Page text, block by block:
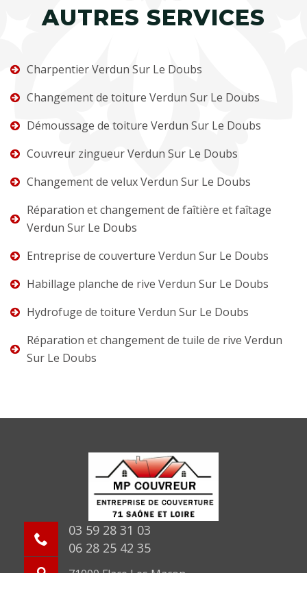
AUTRES SERVICES
Charpentier Verdun Sur Le Doubs
Changement de toiture Verdun Sur Le Doubs
Démoussage de toiture Verdun Sur Le Doubs
Couvreur zingueur Verdun Sur Le Doubs
Changement de velux Verdun Sur Le Doubs
Réparation et changement de faîtière et faîtage
Verdun Sur Le Doubs
Entreprise de couverture Verdun Sur Le Doubs
Habillage planche de rive Verdun Sur Le Doubs
Hydrofuge de toiture Verdun Sur Le Doubs
Réparation et changement de tuile de rive Verdun
Sur Le Doubs
03 59 28 31 03
06 28 25 42 35
71000 Flace Les Macon